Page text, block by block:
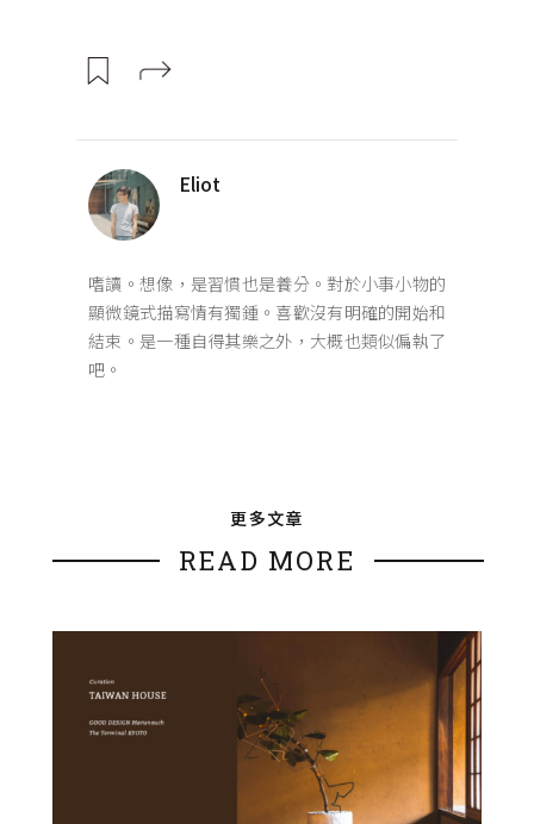
Eliot
嗜讀。想像，是習慣也是養分。對於小事小物的
顯微鏡式描寫情有獨鍾。喜歡沒有明確的開始和
結束。是一種自得其樂之外，大概也類似偏執了
吧。
更多文章
READ MORE